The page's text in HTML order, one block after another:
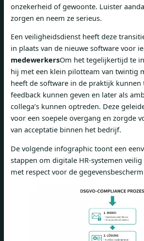
onzekerheid of gewoonte. Luister
zorgen en neem ze serieus.
Een veiligheidsdienst heeft deze
in plaats van de nieuwe software voor
medewerkersOm het tegelijkertijd te
hij met een klein pilotteam van twintig
heeft de software in de praktijk kunnen
feedback kunnen geven en later als
collega’s kunnen optreden. Deze
voor een soepele overgang en zorgde
van acceptatie binnen het bedrijf.
De volgende infographic toont een
stappen om digitale HR-systemen
met respect voor de